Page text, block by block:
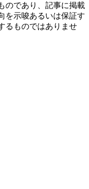
のであり、記事に掲載
を示唆あるいは保証す
るものではありませ